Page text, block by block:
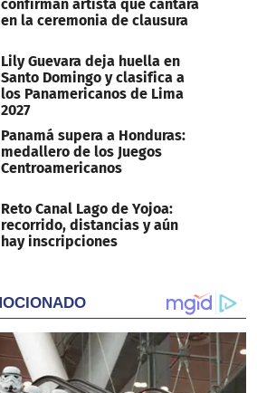
confirman artista que cantará
en la ceremonia de clausura
Lily Guevara deja huella en
Santo Domingo y clasifica a
los Panamericanos de Lima
2027
Panamá supera a Honduras:
medallero de los Juegos
Centroamericanos
Reto Canal Lago de Yojoa:
recorrido, distancias y aún
hay inscripciones